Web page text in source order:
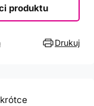
produktu
Drukuj